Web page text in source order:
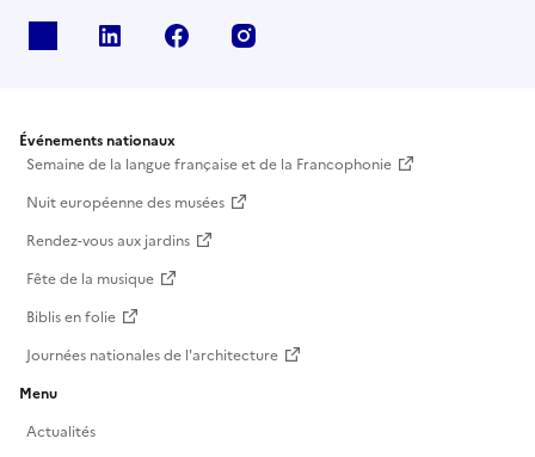
Linkedin Facebook
Événements nationaux
Semaine de la langue française et de la Francophonie
Nuit européenne des musées
Rendez-vous aux jardins
Fête de la musique
Biblis en folie
Journées nationales de l'architecture
Menu
Actualités